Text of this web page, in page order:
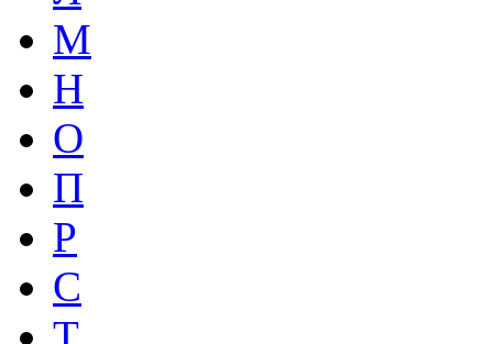
М
Н
О
П
Р
С